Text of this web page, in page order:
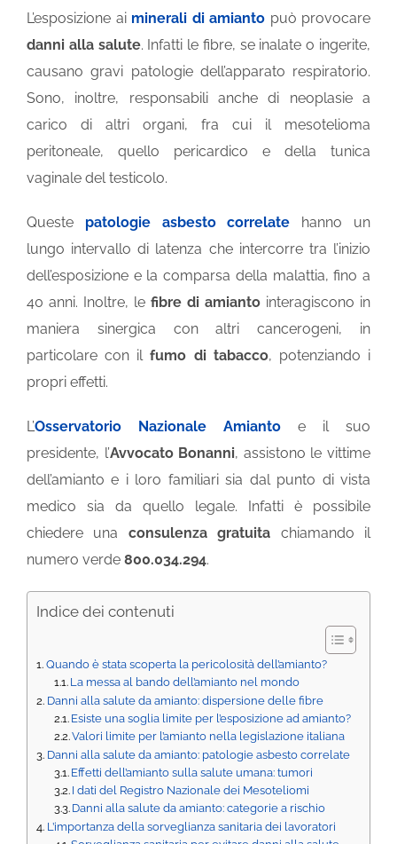
LIBRI E PUBBLICAZIONI
BLOG
L’esposizione ai minerali di amianto può provocare
danni alla salute. Infatti le fibre, se inalate o ingerite,
causano gravi patologie dell’apparato respiratorio.
Sono, inoltre, responsabili anche di neoplasie a
carico di altri organi, fra cui il mesotelioma
peritoneale, quello pericardico e della tunica
vaginale del testicolo.
Queste patologie asbesto correlate hanno un
lungo intervallo di latenza che intercorre tra l’inizio
dell’esposizione e la comparsa della malattia, fino a
40 anni. Inoltre, le fibre di amianto interagiscono in
maniera sinergica con altri cancerogeni, in
particolare con ilfumo di tabacco, potenziando i
propri effetti.
L’Osservatorio Nazionale Amianto e il suo
presidente, l’Avvocato Bonanni, assistono le vittime
dell’amianto e i loro familiari sia dal punto di vista
medico sia da quello legale. Infatti è possibile
chiedere una consulenza gratuita chiamando il
numero verde 800.034.294.
Indice dei contenuti
Quando è stata scoperta la pericolosità dell’amianto?
La messa al bando dell’amianto nel mondo
Danni alla salute da amianto: dispersione delle fibre
Esiste una soglia limite per l’esposizione ad amianto?
Valori limite per l’amianto nella legislazione italiana
Danni alla salute da amianto: patologie asbesto correlate
Effetti dell’amianto sulla salute umana: tumori
I dati del Registro Nazionale dei Mesoteliomi
Danni alla salute da amianto: categorie a rischio
L’importanza della sorveglianza sanitaria dei lavoratori